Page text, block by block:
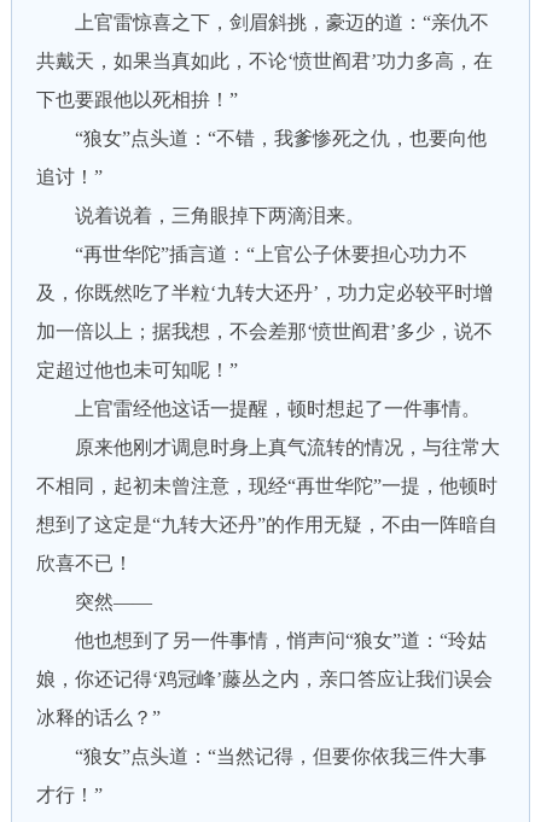
上官雷惊喜之下，剑眉斜挑，豪迈的道：“亲仇不
共戴天，如果当真如此，不论‘愤世阎君’功力多高，在
下也要跟他以死相拚！”
“狼女”点头道：“不错，我爹惨死之仇，也要向他
追讨！”
说着说着，三角眼掉下两滴泪来。
“再世华陀”插言道：“上官公子休要担心功力不
及，你既然吃了半粒‘九转大还丹’，功力定必较平时增
加一倍以上；据我想，不会差那‘愤世阎君’多少，说不
定超过他也未可知呢！”
上官雷经他这话一提醒，顿时想起了一件事情。
原来他刚才调息时身上真气流转的情况，与往常大
不相同，起初未曾注意，现经“再世华陀”一提，他顿时
想到了这定是“九转大还丹”的作用无疑，不由一阵暗自
欣喜不已！
突然——
他也想到了另一件事情，悄声问“狼女”道：“玲姑
娘，你还记得‘鸡冠峰’藤丛之内，亲口答应让我们误会
冰释的话么？”
“狼女”点头道：“当然记得，但要你依我三件大事
才行！”